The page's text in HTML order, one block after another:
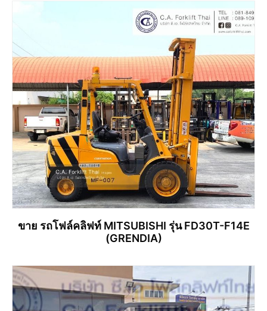
อ่านเพิ่ม
ขาย รถโฟล์คลิฟท์ MITSUBISHI รุ่น FD30T-F14E
(GRENDIA)
อ่านเพิ่ม